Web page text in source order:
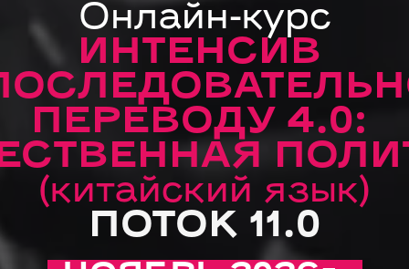
Онлайн-курс
ИНТЕНСИВ
ПЕРЕВОДУ 4.0:
(китайский язык)
ПОТОК 11.0